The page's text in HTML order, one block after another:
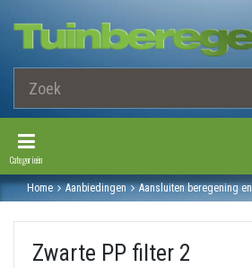
Toggle Navigation
Categorieën
Home Aanbiedingen Aansluiten beregening
Zwarte PP filter 2